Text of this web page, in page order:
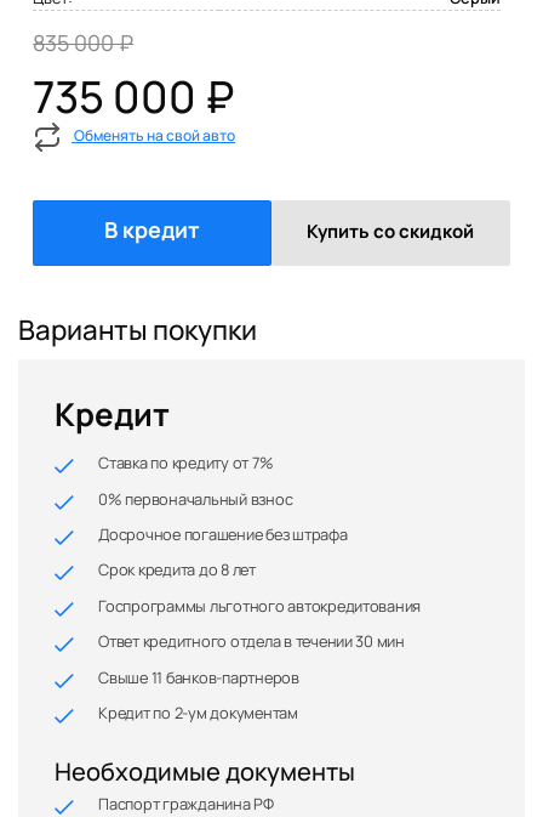
835 000 ₽
735 000 ₽
Обменять на свой авто
В кредит Купить со скидкой
Варианты покупки
Кредит
Ставка по кредиту от 7%
0% первоначальный взнос
Досрочное погашение без штрафа
Срок кредита до 8 лет
Госпрограммы льготного автокредитования
Ответ кредитного отдела в течении 30 мин
Свыше 11 банков-партнеров
Кредит по 2-ум документам
Необходимые документы
Паспорт гражданина РФ